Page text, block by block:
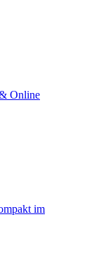
Online
im